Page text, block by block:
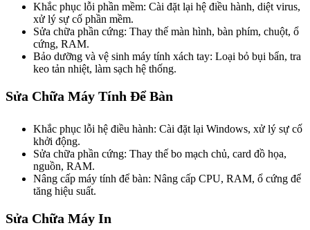
Khắc phục lỗi phần mềm: Cài đặt lại hệ điều hành, diệt virus,
xử lý sự cố phần mềm.
Sửa chữa phần cứng: Thay thế màn hình, bàn phím, chuột, ổ
cứng, RAM.
Bảo dưỡng và vệ sinh máy tính xách tay: Loại bỏ bụi bẩn, tra
keo tản nhiệt, làm sạch hệ thống.
Sửa Chữa Máy Tính Để Bàn
Khắc phục lỗi hệ điều hành: Cài đặt lại Windows, xử lý sự cố
khởi động.
Sửa chữa phần cứng: Thay thế bo mạch chủ, card đồ họa,
nguồn, RAM.
Nâng cấp máy tính để bàn: Nâng cấp CPU, RAM, ổ cứng để
tăng hiệu suất.
Sửa Chữa Máy In